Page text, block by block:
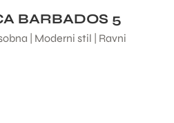
BARBADOS 5
| Moderni stil | Ravni